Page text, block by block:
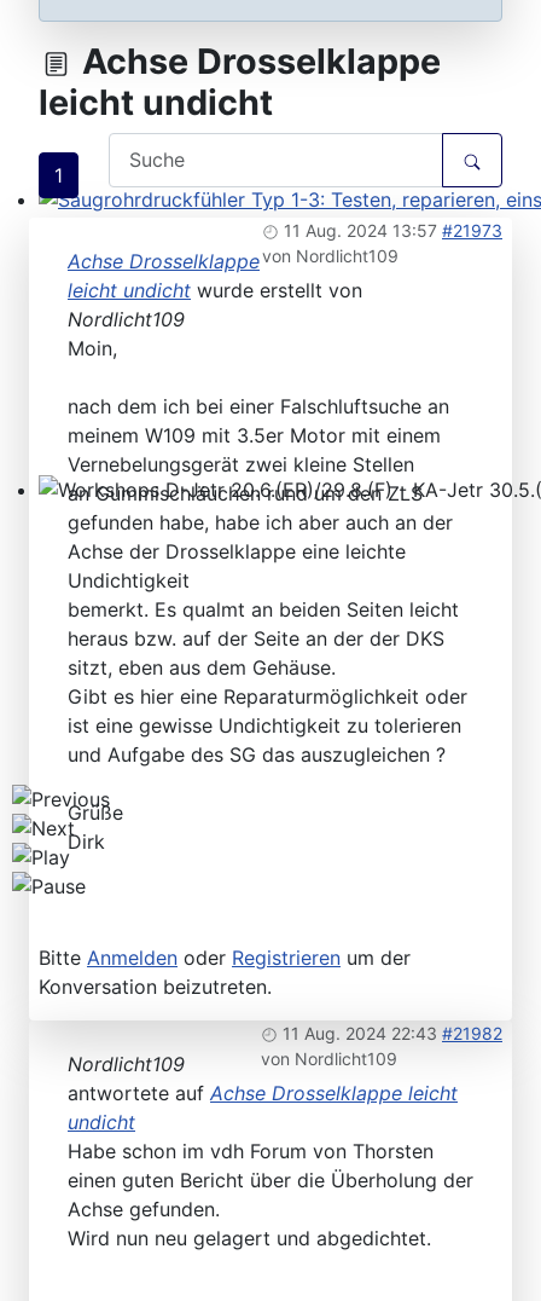
Saugrohrdruckfühler Typ 1-3: Testen, reparieren,
Workshops D-Jetr 20.6.(ER)/29.8.(F) - KA-Jetr
Achse Drosselklappe
leicht undicht
1
11 Aug. 2024 13:57 #21973
von Nordlicht109
Achse Drosselklappe
leicht undicht wurde erstellt von
Nordlicht109
Moin,
nach dem ich bei einer Falschluftsuche an
meinem W109 mit 3.5er Motor mit einem
Vernebelungsgerät zwei kleine Stellen
an Gummischläuchen rund um den ZLS
gefunden habe, habe ich aber auch an der
Achse der Drosselklappe eine leichte
Undichtigkeit
bemerkt. Es qualmt an beiden Seiten leicht
heraus bzw. auf der Seite an der der DKS
sitzt, eben aus dem Gehäuse.
Gibt es hier eine Reparaturmöglichkeit oder
ist eine gewisse Undichtigkeit zu tolerieren
und Aufgabe des SG das auszugleichen ?
Grüße
Dirk
Bitte Anmelden oder Registrieren um der
Konversation beizutreten.
11 Aug. 2024 22:43 #21982
von Nordlicht109
Nordlicht109
antwortete auf Achse Drosselklappe leicht
undicht
Habe schon im vdh Forum von Thorsten
einen guten Bericht über die Überholung der
Achse gefunden.
Wird nun neu gelagert und abgedichtet.